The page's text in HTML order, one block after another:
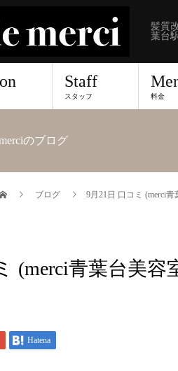
髪質
葉台
Staff
スタッフ 料金
のブログ
ブログ 9月21日 口コミ (merci
(merci青葉台美容
Hatena